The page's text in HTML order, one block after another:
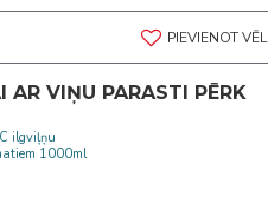
PIEVIENOT
AR VIŅU PARASTI PĒRK
ilgviļņu
1000ml